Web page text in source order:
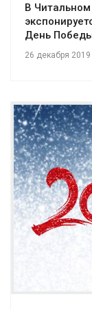
В
День
26 декабря 2019